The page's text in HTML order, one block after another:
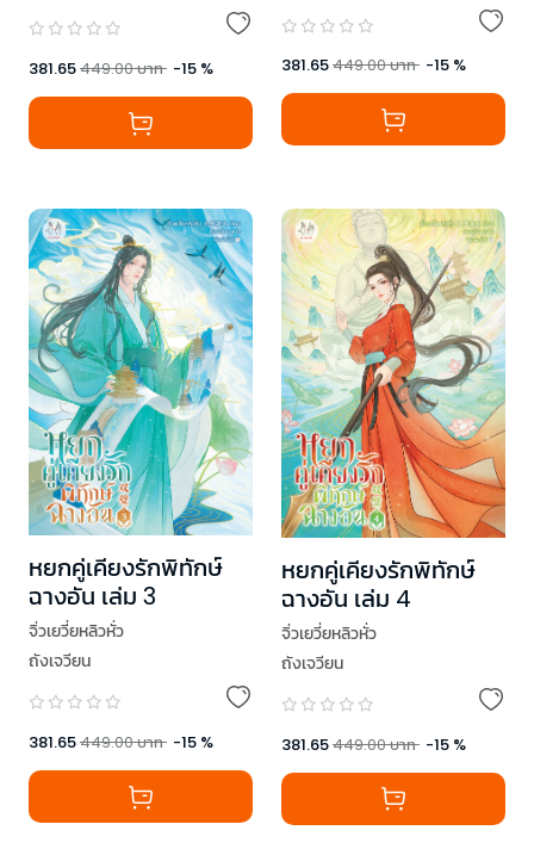
381.65449.00บาท -15 % 381.65449.00บาท -15 %
หยกคู่เคียงรักพิทักษ์
ฉางอัน เล่ม 3
จิ่วเยวี่ยหลิวหั่ว
ถังเจวียน
381.65449.00บาท -15 %
หยกคู่เคียงรักพิทักษ์
ฉางอัน เล่ม 4
จิ่วเยวี่ยหลิวหั่ว
ถังเจวียน
381.65449.00บาท -15 %